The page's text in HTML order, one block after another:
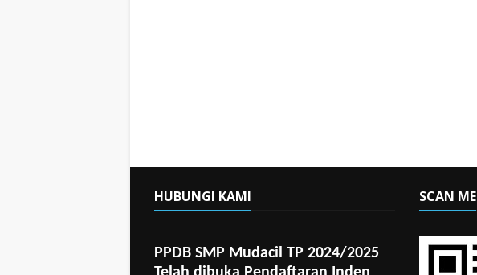
HUBUNGI KAMI
PPDB SMP Mudacil TP 2024/2025
SCAN ME